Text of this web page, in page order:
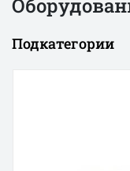
Подкатегории